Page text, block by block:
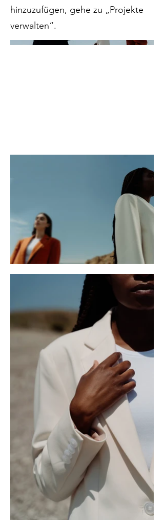
hinzuzufügen, gehe zu „Projekte
verwalten“.